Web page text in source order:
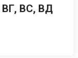
ВГ, ВС, ВД